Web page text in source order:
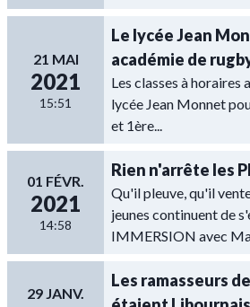
21 MAI
2021
15:51
Le lycée Jean
académie de
Les classes à horaires
lycée Jean Monnet
et 1ère...
01 FÉVR.
2021
14:58
Rien n'arrête les
Qu'il pleuve, qu'il
jeunes continuent de
IMMERSION avec
29 JANV.
Les ramasseurs